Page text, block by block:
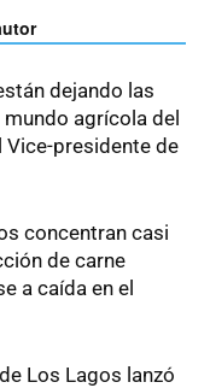
dejando las
agrícola del
Vice-presidente de
concentran casi
de carne
a caída en el
Los Lagos lanzó